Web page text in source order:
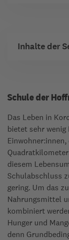
Inhalte der
Schule der
Das Leben in
bietet sehr
diesem
Schulabschluss
gering. Um das
Nahrungsmittel
kombiniert
Hunger und
denn